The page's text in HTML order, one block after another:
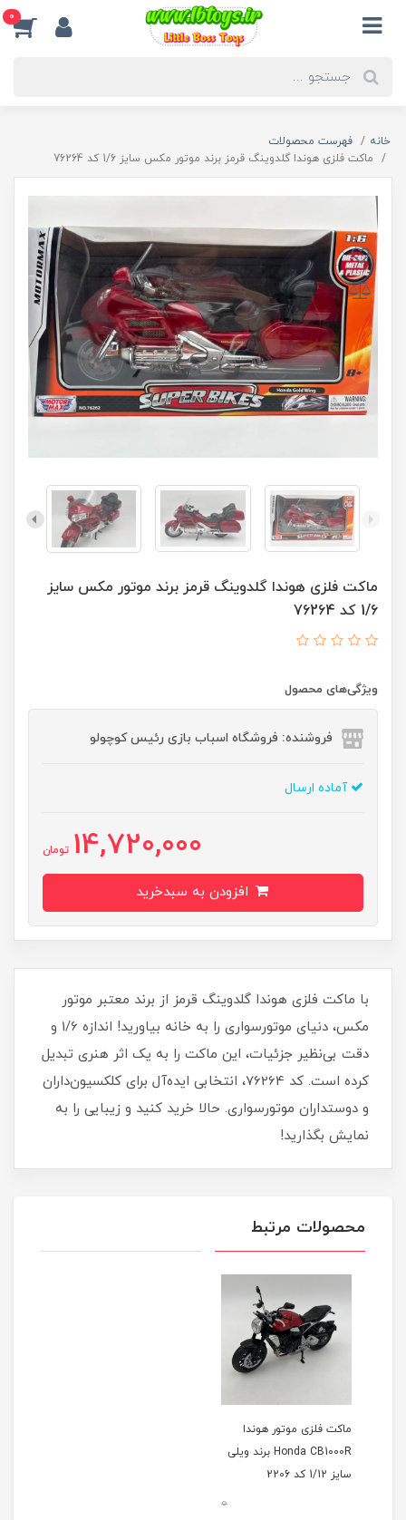
0
خانه
فهرست محصولات
ماکت فلزی هوندا گلدوینگ قرمز برند موتور مکس سایز 1/6 کد 76264
ماکت فلزی هوندا گلدوینگ قرمز برند موتور مکس سایز
1/6 کد 76264
ویژگی‌های محصول
فروشنده: فروشگاه اسباب بازی رئیس کوچولو
آماده ارسال
14,720,000 تومان
با ماکت فلزی هوندا گلدوینگ قرمز از برند معتبر موتور
مکس، دنیای موتورسواری را به خانه بیاورید! اندازه 1/6 و
دقت بی‌نظیر جزئیات، این ماکت را به یک اثر هنری تبدیل
کرده است. کد 76264، انتخابی ایده‌آل برای کلکسیون‌داران
و دوستداران موتورسواری. حالا خرید کنید و زیبایی را به
نمایش بگذارید!
محصولات مرتبط
ماکت فلزی موتور هوندا
Honda CB1000R برند ویلی
سایز 1/12 کد 2206
0